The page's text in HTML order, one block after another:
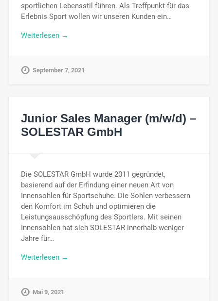
sportlichen Lebensstil führen. Als Treffpunkt für das
Erlebnis Sport wollen wir unseren Kunden ein…
Weiterlesen →
September 7, 2021
Junior Sales Manager (m/w/d) –
SOLESTAR GmbH
Die SOLESTAR GmbH wurde 2011 gegründet,
basierend auf der Erfindung einer neuen Art von
Innensohlen für Sportschuhe. Die Sohlen verbessern
den Komfort im Schuh und optimieren die
Leistungsausschöpfung des Sportlers. Mit seinen
Innensohlen hat sich SOLESTAR innerhalb weniger
Jahre für…
Weiterlesen →
Mai 9, 2021